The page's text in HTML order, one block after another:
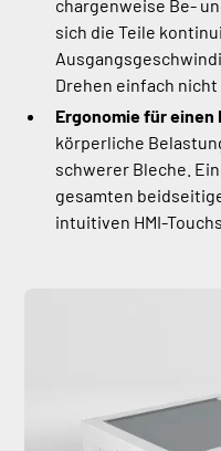
chargenweise Be-
sich die Teile
Drehen einfach nicht
Ergonomie für einen
körperliche
schwerer Bleche.
gesamten
intuitiven HMI-